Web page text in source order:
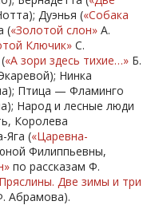
Дуэнья («Собака
(«Золотой слон» А.
Ключик» С.
«А зори здесь тихие…» Б.
Нинка
Птица — Фламинго
Народ и лесные люди
Королева
Яга («Царевна-
Филиппьевны,
по рассказам Ф.
Две зимы и три
Абрамова).